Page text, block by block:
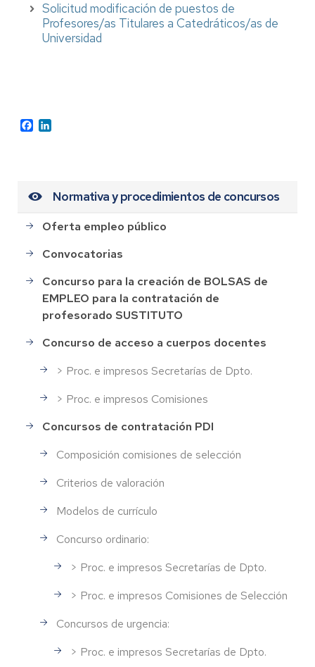
Solicitud modificación de puestos de
Profesores/as Titulares a Catedráticos/as de
Universidad
Facebook
Normativa y procedimientos de concursos
Oferta empleo público
Convocatorias
Concurso para la creación de BOLSAS de
EMPLEO para la contratación de
profesorado SUSTITUTO
Concurso de acceso a cuerpos docentes
> Proc. e impresos Secretarías de Dpto.
> Proc. e impresos Comisiones
Concursos de contratación PDI
Composición comisiones de selección
Criterios de valoración
Modelos de currículo
Concurso ordinario:
> Proc. e impresos Secretarías de Dpto.
> Proc. e impresos Comisiones de Selección
Concursos de urgencia:
> Proc. e impresos Secretarías de Dpto.